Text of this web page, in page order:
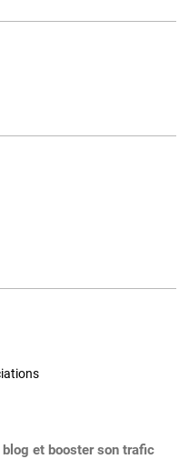
et booster son trafic